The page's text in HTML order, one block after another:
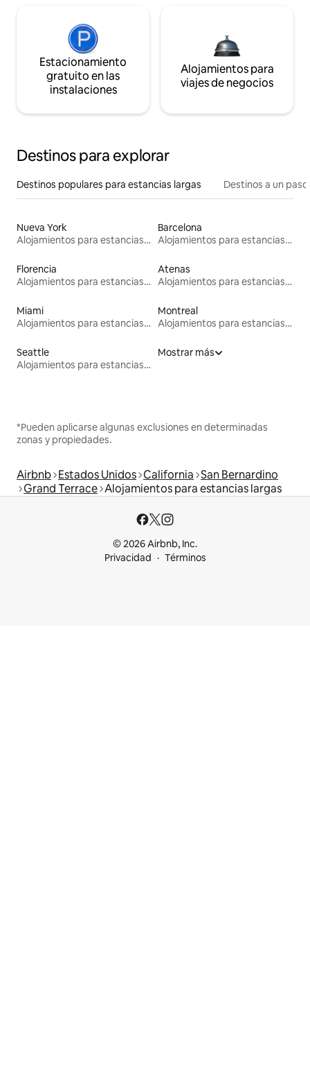
Estacionamiento
gratuito en las
instalaciones
Alojamientos para
viajes de negocios
Destinos para explorar
Destinos populares para estancias largas Destinos a un
Nueva York
Alojamientos para estancias largas
Barcelona
Alojamientos para estancias largas
Florencia
Alojamientos para estancias largas
Atenas
Alojamientos para estancias largas
Miami
Alojamientos para estancias largas
Montreal
Alojamientos para estancias largas
Seattle
Alojamientos para estancias largas
Mostrar más
*Pueden aplicarse algunas exclusiones en determinadas
zonas y propiedades.
Airbnb Estados Unidos California San Bernardino
Grand Terrace Alojamientos para estancias largas
© 2026 Airbnb, Inc.
Privacidad
Términos